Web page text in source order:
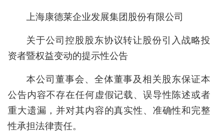
上海康德莱企业发展集团股份有限公司
关于公司控股股东协议转让股份引入战略投
资者暨权益变动的提示性公告
本公司董事会、全体董事及相关股东保证本
公告内容不存在任何虚假记载、误导性陈述或者
重大遗漏，并对其内容的真实性、准确性和完整
性承担法律责任。